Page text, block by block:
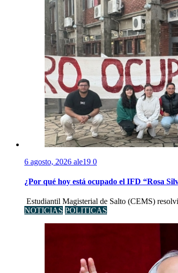
6 agosto, 2026 ale19 0
¿Por qué hoy está ocupado el IFD “Rosa
Estudiantil Magisterial de Salto (CEMS)
NOTICIAS POLITICAS